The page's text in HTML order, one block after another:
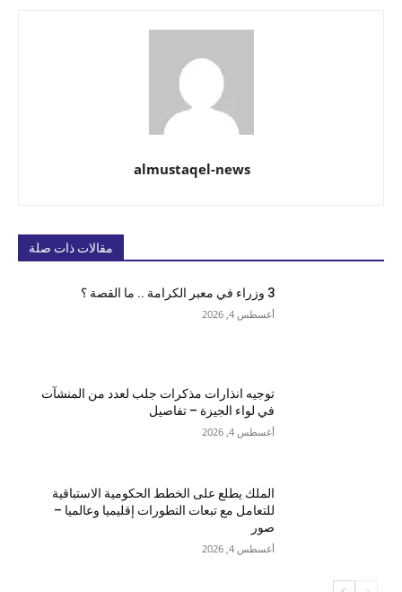
almustaqel-news
مقالات ذات صلة
3 وزراء في معبر الكرامة .. ما القصة ؟
أغسطس 4, 2026
توجيه انذارات مذكرات جلب لعدد من المنشآت
في لواء الجيزة – تفاصيل
أغسطس 4, 2026
الملك يطلع على الخطط الحكومية الاستباقية
للتعامل مع تبعات التطورات إقليميا وعالميا –
صور
أغسطس 4, 2026